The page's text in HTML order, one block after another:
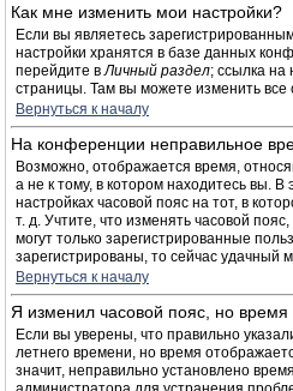
Как мне изменить мои настройки?
Если вы являетесь
настройки хранятся в базе данных
перейдите вЛичный раздел; ссылка на
страницы. Там вы можете изменить все
Вернуться к началу
На конференции неправильное
Возможно, отображается время,
а не к тому, в котором находитесь вы.
настройках часовой пояс на тот, в
т. д. Учтите, что изменять часовой
могут только зарегистрированные
зарегистрированы, то сейчас удачный
Вернуться к началу
Я изменил часовой пояс, но время
Если вы уверены, что правильно
летнего времени, но время
значит, неправильно установлено